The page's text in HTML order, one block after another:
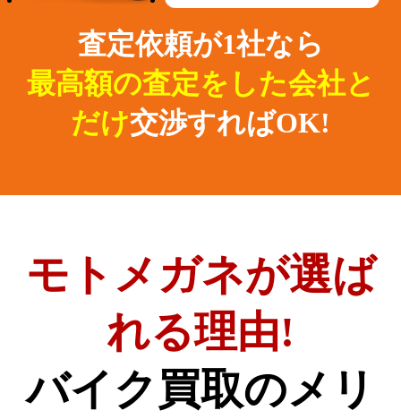
査定依頼が1社なら
最高額の査定をした会社と
だけ交渉すればOK!
モトメガネが選ば
れる理由!
バイク買取のメリ